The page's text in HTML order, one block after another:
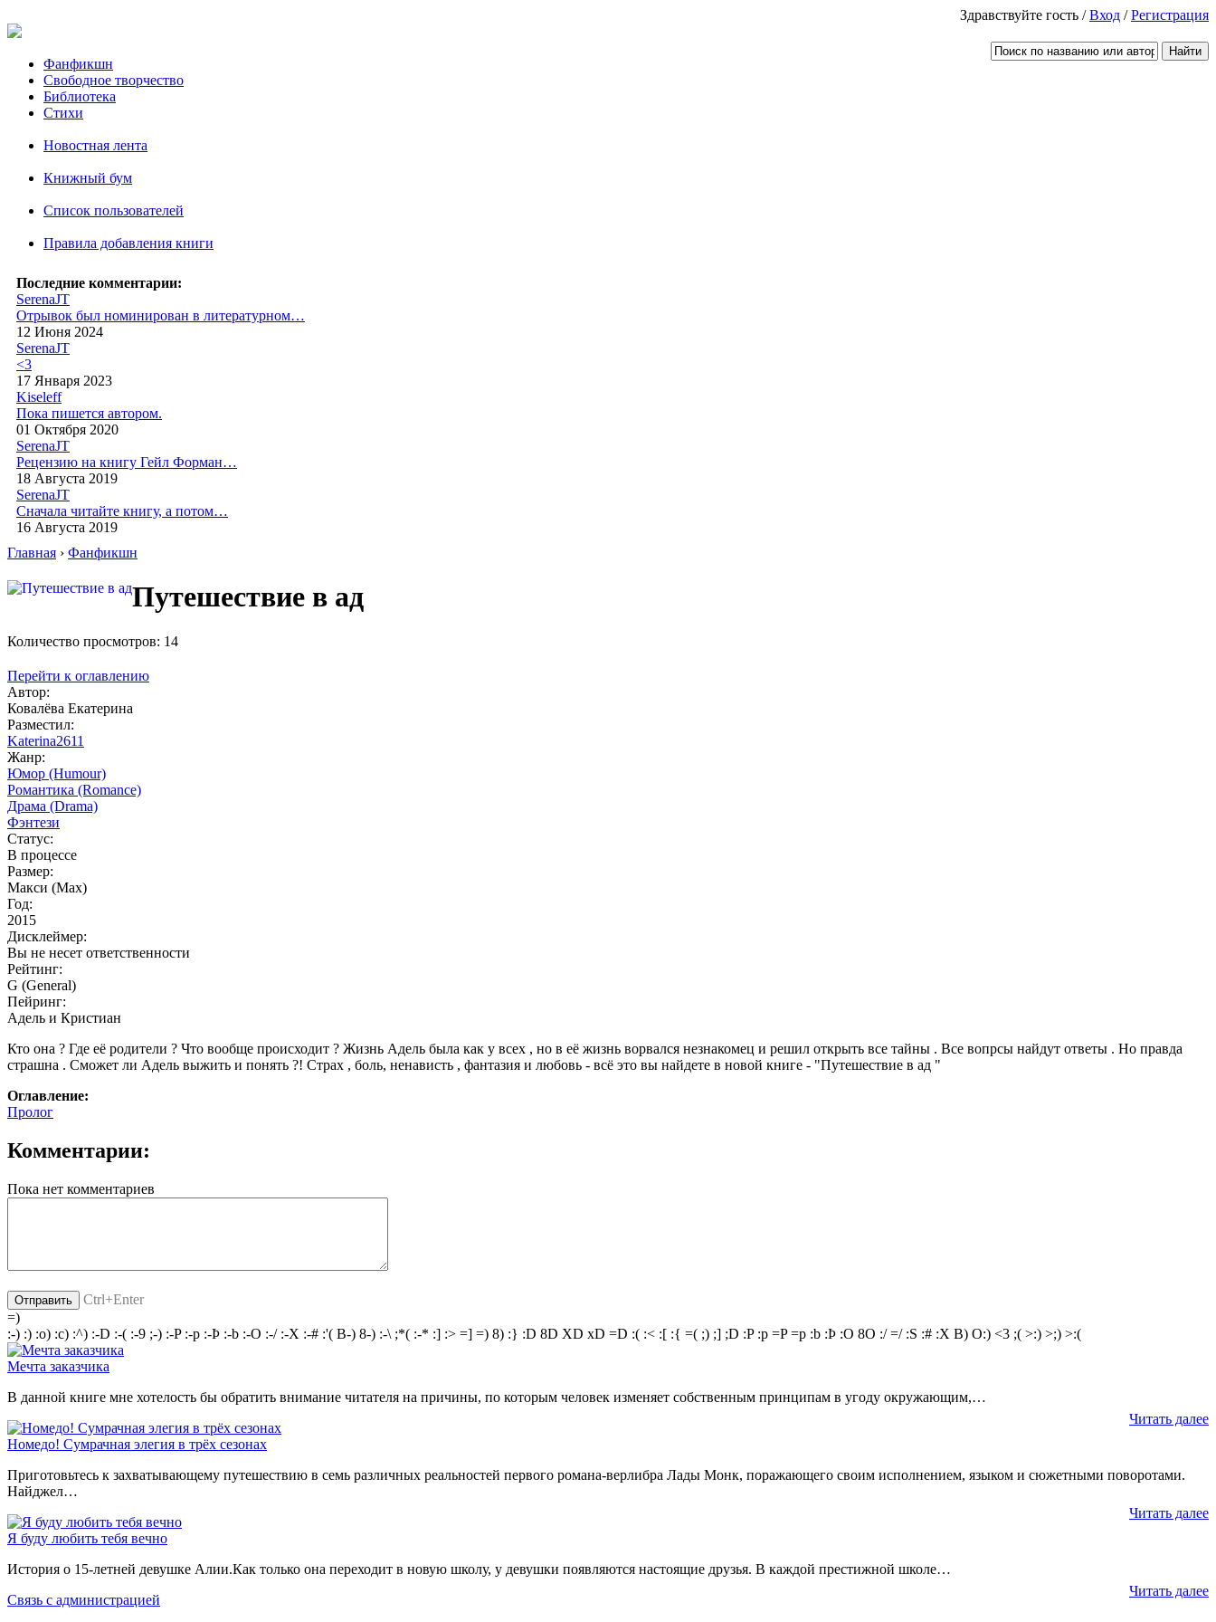
Здравствуйте гость /Вход /Регистрация
Фанфикшн
Свободное творчество
Библиотека
Стихи
Новостная лента
Книжный бум
Список пользователей
Правила добавления книги
Последние комментарии:
SerenaJT
Отрывок был номинирован в литературном…
12 Июня 2024
SerenaJT
<3
17 Января 2023
Kiseleff
Пока пишется автором.
01 Октября 2020
SerenaJT
Рецензию на книгу Гейл Форман…
18 Августа 2019
SerenaJT
Сначала читайте книгу, а потом…
16 Августа 2019
Главная › Фанфикшн
Путешествие в ад
Количество просмотров: 14
Перейти к оглавлению
Автор:
Ковалёва Екатерина
Разместил:
Katerina2611
Жанр:
Юмор (Humour)
Романтика (Romance)
Драма (Drama)
Фэнтези
Статус:
В процессе
Размер:
Макси (Max)
Год:
2015
Дисклеймер:
Вы не несет ответственности
Рейтинг:
G (General)
Пейринг:
Адель и Кристиан
Кто она ? Где её родители ? Что вообще происходит ? Жизнь Адель была как у всех , но в её жизнь ворвался незнакомец и решил открыть все тайны . Все вопрсы найдут ответы . Но правда
страшна . Сможет ли Адель выжить и понять ?! Страх , боль, ненависть , фантазия и любовь - всё это вы найдете в новой книге - "Путешествие в ад "
Оглавление:
Пролог
Комментарии:
Пока нет комментариев
Ctrl+Enter
=)
:-) :) :o) :c) :^) :-D :-( :-9 ;-) :-P :-p :-Þ :-b :-O :-/ :-X :-# :'( B-) 8-) :-\ ;*( :-* :] :> =] =) 8) :} :D 8D XD xD =D :( :< :[ :{ =( ;) ;] ;D :P :p =P =p :b :Þ :O 8O :/ =/ :S :# :X B) O:) <3 ;( >:) >;) >:(
Мечта заказчика
В данной книге мне хотелость бы обратить внимание читателя на причины, по которым человек изменяет собственным принципам в угоду окружающим,…
Читать далее
Номедо! Сумрачная элегия в трёх сезонах
Приготовьтесь к захватывающему путешествию в семь различных реальностей первого романа-верлибра Лады Монк, поражающего своим исполнением, языком и сюжетными поворотами.
Найджел…
Читать далее
Я буду любить тебя вечно
История о 15-летней девушке Алии.Как только она переходит в новую школу, у девушки появляются настоящие друзья. В каждой престижной школе…
Читать далее
Связь с администрацией